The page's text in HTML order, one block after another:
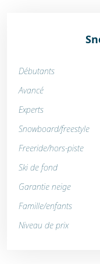
Débutants
Avancé
Experts
Snowboard/freestyle
Freeride/hors-piste
Ski de fond
Garantie neige
Famille/enfants
Niveau de prix